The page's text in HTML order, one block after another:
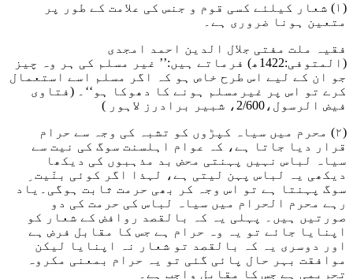
(۱) شعار کیلئے کسی قوم و جنس کی علامت کے طور پر
متعین ہونا ضروری ہے۔
فقیہ ملت مفتی جلال الدین احمد امجدی
(المتوفی:1422ھ) فرماتے ہیں:’’ غیر مسلم کی ہر وہ چیز
جو ان کے لیے اس طرح خاص ہو کہ اگر مسلم اسے استعمال
کرے تو اس پر غیرمسلم ہونے کا دھوکا ہو‘‘۔ (فتاوی
فیض الرسول،2/600، شبیر برادرز لاہور )
(۲) محرم میں سیاہ کپڑوں کو تشبہ کی وجہ سے حرام
قرار دیا جاتا ہے، کہ عوام اہلسنت سوگ کی نیت سے
سیاہ لباس نہیں پہنتی محض بد مذہبوں کی دیکھا
دیکھی یہ لباس پہن لیتی ہے، لہذا اگر کوئی بنّیت ِ
سوگ پہنتا ہے تو اس وجہ کر بھی حرمت ثابت ہوگی۔یاد
رہے محرم الحرام میں سیاہ لباس کی حرمت کی دو
صورتیں ہیں۔ پہلی یہ کہ بالقصد روافض کے شعار کو
اپنایا جائے تو یہ وہ حرام ہے جس کا مقابل فرض ہے
اور دوسری یہ کہ بالقصد تو شعار نہ اپنایا لیکن
موافقت بہر حال پائی گئی تو یہ حرام بمعنی مکروہ
تحریمی ہے جس کا مقابل واجب ہے۔